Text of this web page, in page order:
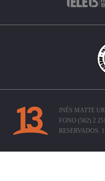
INÉS MATTE
FONO (562) 2
RESERVADOS.